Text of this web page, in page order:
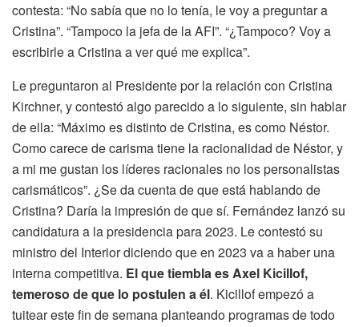
contesta: “No sabía que no lo tenía, le voy a preguntar a
Cristina”. “Tampoco la jefa de la AFI”. “¿Tampoco? Voy a
escribirle a Cristina a ver qué me explica”.
Le preguntaron al Presidente por la relación con Cristina
Kirchner, y contestó algo parecido a lo siguiente, sin hablar
de ella: “Máximo es distinto de Cristina, es como Néstor.
Como carece de carisma tiene la racionalidad de Néstor, y
a mi me gustan los líderes racionales no los personalistas
carismáticos”. ¿Se da cuenta de que está hablando de
Cristina? Daría la impresión de que sí. Fernández lanzó su
candidatura a la presidencia para 2023. Le contestó su
ministro del Interior diciendo que en 2023 va a haber una
interna competitiva. El que tiembla es Axel Kicillof,
temeroso de que lo postulen a él. Kicillof empezó a
tuitear este fin de semana planteando programas de todo